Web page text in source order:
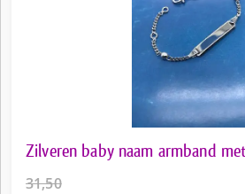
Zilveren baby naam armband
31,50